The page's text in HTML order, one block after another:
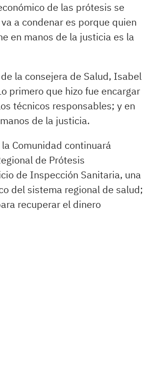
de las prótesis se
a condenar es porque quien
en manos de la justicia es la
la consejera de Salud, Isabel
primero que hizo fue encargar
técnicos responsables; y en
de la justicia.
Comunidad continuará
de Prótesis
de Inspección Sanitaria, una
del sistema regional de salud;
recuperar el dinero